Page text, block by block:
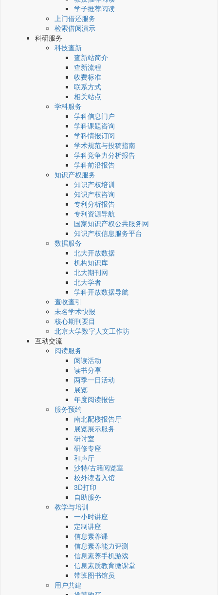
学子推荐阅读
上门借还服务
检索借阅演示
科研服务
科技查新
查新站简介
查新流程
收费标准
联系方式
相关站点
学科服务
学科信息门户
学科课题咨询
学科情报订阅
学术规范与投稿指南
学科竞争力分析报告
学科前沿报告
知识产权服务
知识产权培训
知识产权咨询
专利分析报告
专利资源导航
国家知识产权公共服务网
知识产权信息服务平台
数据服务
北大开放数据
机构知识库
北大期刊网
北大学者
学科开放数据导航
查收查引
未名学术快报
核心期刊要目
北京大学数字人文工作坊
互动交流
阅读服务
阅读活动
读书分享
两季一日活动
展览
年度阅读报告
服务预约
南北配楼报告厅
展览展示服务
研讨室
研修专座
和声厅
沙特/古籍阅览室
校外读者入馆
3D打印
自助服务
教学与培训
一小时讲座
定制讲座
信息素养课
信息素养能力评测
信息素养手机游戏
信息素质教育微课堂
带班图书馆员
用户共建